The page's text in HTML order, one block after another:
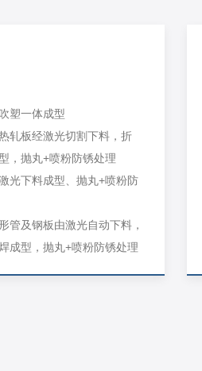
塑一体成型
轧板经激光切割下料，折
，抛丸+喷粉防锈处理
光下料成型、抛丸+喷粉防
管及钢板由激光自动下料，
成型，抛丸+喷粉防锈处理